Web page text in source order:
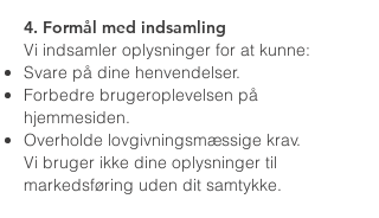
4. Formål med indsamling
Vi indsamler oplysninger for at kunne:
Svare på dine henvendelser.
Forbedre brugeroplevelsen på
hjemmesiden.
Overholde lovgivningsmæssige krav.
Vi bruger ikke dine oplysninger til
markedsføring uden dit samtykke.